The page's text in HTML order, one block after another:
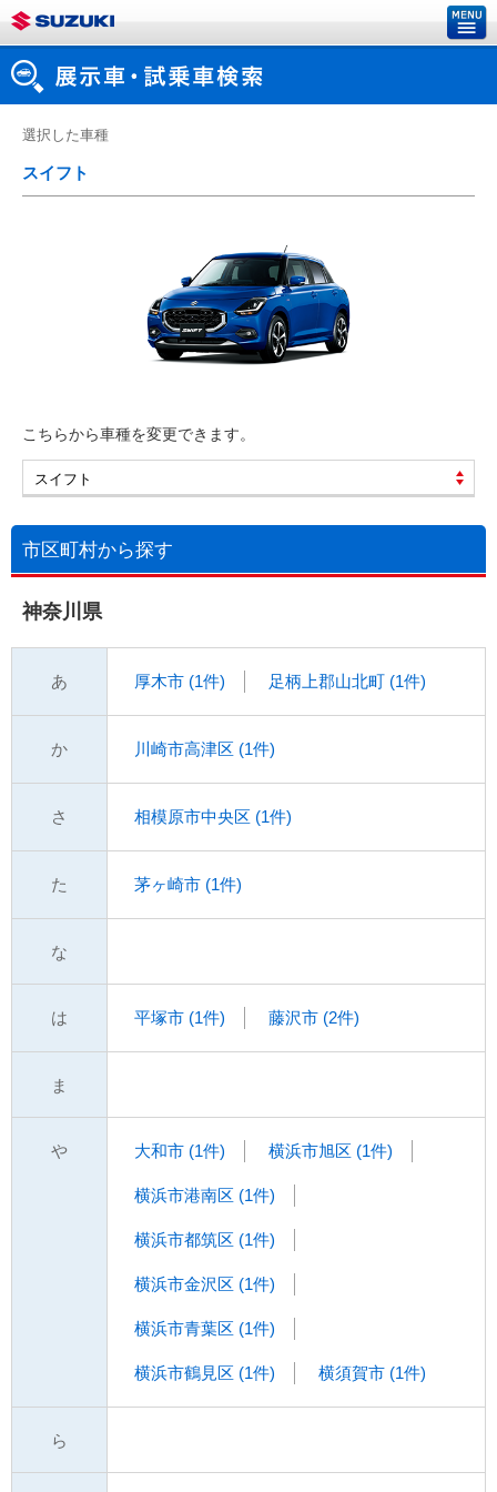
選択した車種
スイフト
こちらから車種を変更できます。
市区町村から探す
神奈川県
あ 厚木市 (1件) 足柄上郡山北町 (1件)
か 川崎市高津区 (1件)
さ 相模原市中央区 (1件)
た 茅ヶ崎市 (1件)
な
は 平塚市 (1件) 藤沢市 (2件)
ま
や 大和市 (1件) 横浜市旭区 (1件)
横浜市港南区 (1件)
横浜市都筑区 (1件)
横浜市金沢区 (1件)
横浜市青葉区 (1件)
横浜市鶴見区 (1件) 横須賀市 (1件)
ら